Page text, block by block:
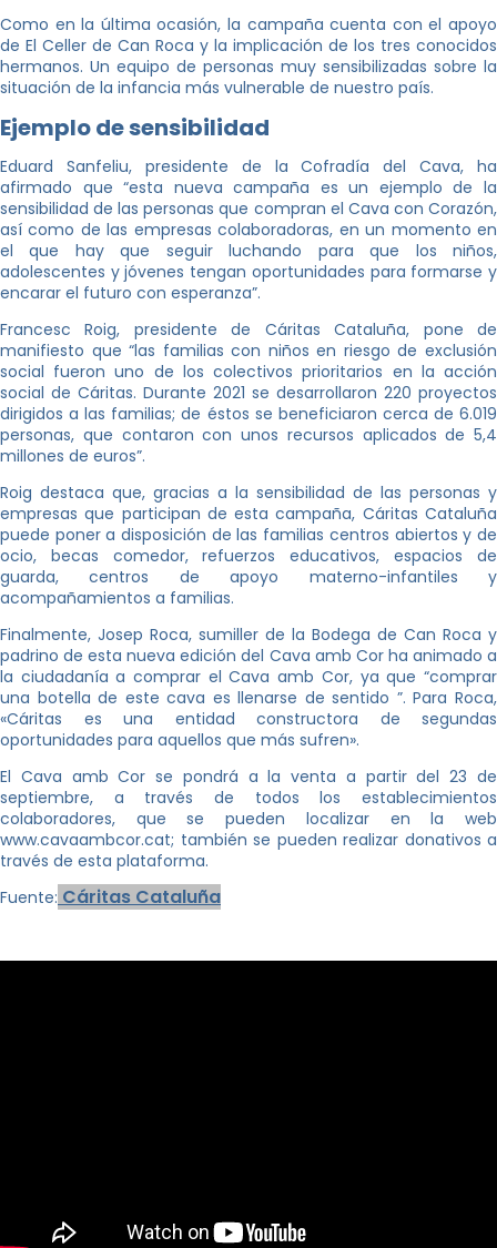
Como en la última ocasión, la campaña cuenta con el apoyo
de El Celler de Can Roca y la implicación de los tres conocidos
hermanos. Un equipo de personas muy sensibilizadas sobre la
situación de la infancia más vulnerable de nuestro país.
Ejemplo de sensibilidad
Eduard Sanfeliu, presidente de la Cofradía del Cava, ha
afirmado que “esta nueva campaña es un ejemplo de la
sensibilidad de las personas que compran el Cava con Corazón,
así como de las empresas colaboradoras, en un momento en
el que hay que seguir luchando para que los niños,
adolescentes y jóvenes tengan oportunidades para formarse y
encarar el futuro con esperanza”.
Francesc Roig, presidente de Cáritas Cataluña, pone de
manifiesto que “las familias con niños en riesgo de exclusión
social fueron uno de los colectivos prioritarios en la acción
social de Cáritas. Durante 2021 se desarrollaron 220 proyectos
dirigidos a las familias; de éstos se beneficiaron cerca de 6.019
personas, que contaron con unos recursos aplicados de 5,4
millones de euros”.
Roig destaca que, gracias a la sensibilidad de las personas y
empresas que participan de esta campaña, Cáritas Cataluña
puede poner a disposición de las familias centros abiertos y de
ocio, becas comedor, refuerzos educativos, espacios de
guarda, centros de apoyo materno-infantiles y
acompañamientos a familias.
Finalmente, Josep Roca, sumiller de la Bodega de Can Roca y
padrino de esta nueva edición del Cava amb Cor ha animado a
la ciudadanía a comprar el Cava amb Cor, ya que “comprar
una botella de este cava es llenarse de sentido ”. Para Roca,
«Cáritas es una entidad constructora de segundas
oportunidades para aquellos que más sufren».
El Cava amb Cor se pondrá a la venta a partir del 23 de
septiembre, a través de todos los establecimientos
colaboradores, que se pueden localizar en la web
www.cavaambcor.cat; también se pueden realizar donativos a
través de esta plataforma.
Fuente: Cáritas Cataluña